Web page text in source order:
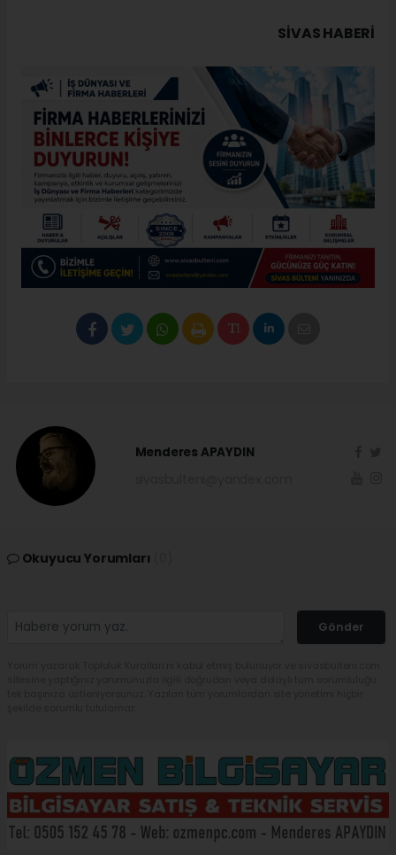
SIVAS HABERİ
Menderes APAYDIN
Okuyucu Yorumları
Gönder